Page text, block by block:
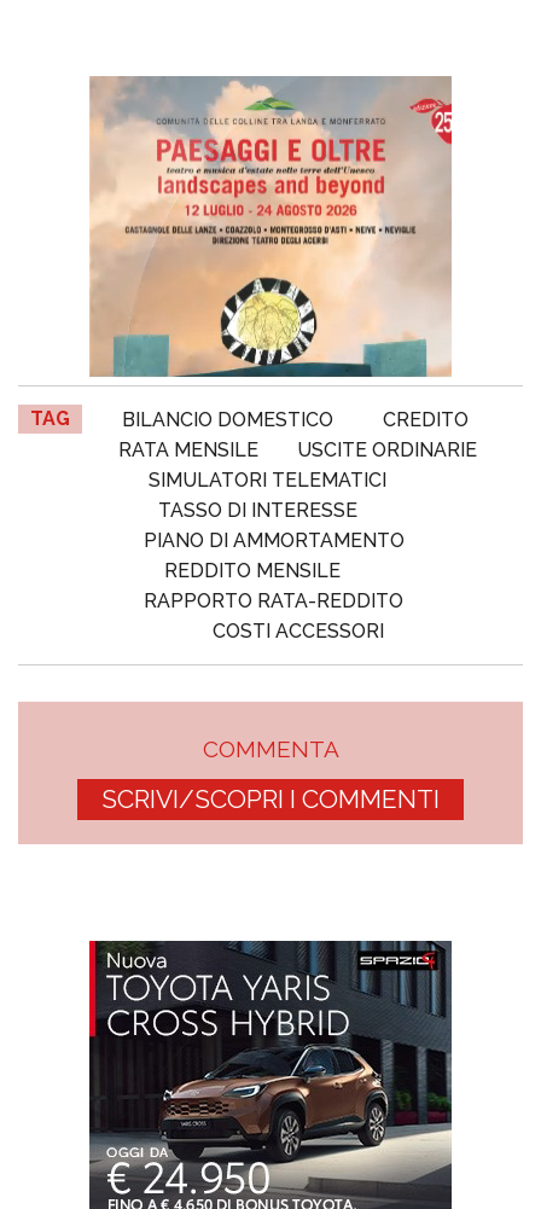
TAG BILANCIO DOMESTICO
CREDITO
RATA MENSILE
USCITE ORDINARIE
SIMULATORI TELEMATICI
TASSO DI INTERESSE
PIANO DI AMMORTAMENTO
REDDITO MENSILE
RAPPORTO RATA-REDDITO
COSTI ACCESSORI
COMMENTA
SCRIVI/SCOPRI I COMMENTI